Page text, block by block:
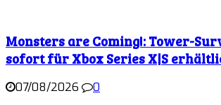
Monsters are Coming!: Tower-
sofort für Xbox Series X|S
07/08/2026
0